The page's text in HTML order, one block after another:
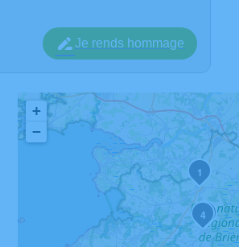
Je rends hommage
1
2
4
+
−